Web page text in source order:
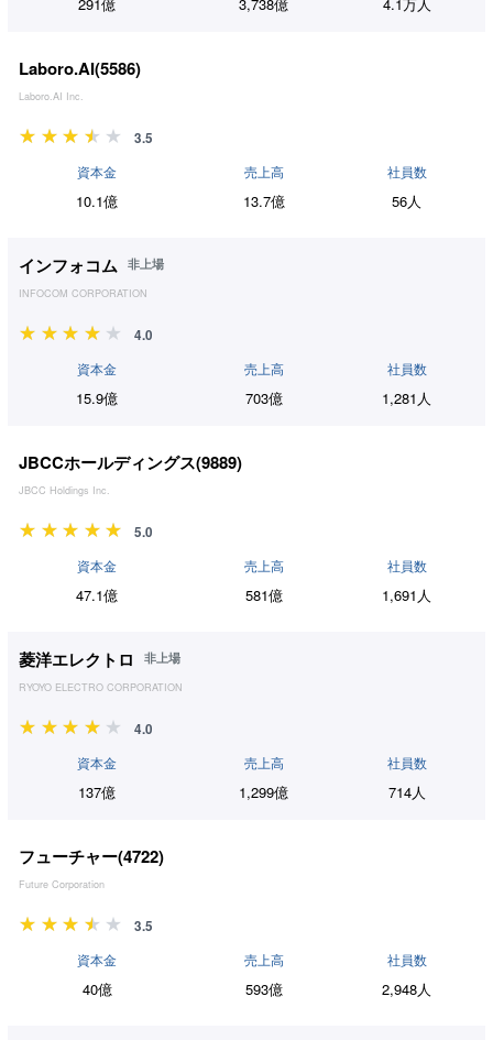
Laboro.AI(5586)
Laboro.AI Inc.
3.5
資本金
10.1億
売上高
13.7億
社員数
56人
インフォコム 非上場
INFOCOM CORPORATION
4.0
資本金
15.9億
売上高
703億
社員数
1,281人
JBCCホールディングス(9889)
JBCC Holdings Inc.
5.0
資本金
47.1億
売上高
581億
社員数
1,691人
菱洋エレクトロ 非上場
RYOYO ELECTRO CORPORATION
4.0
資本金
137億
売上高
1,299億
社員数
714人
フューチャー(4722)
Future Corporation
3.5
資本金
40億
売上高
593億
社員数
2,948人